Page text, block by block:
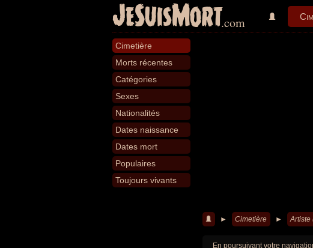
JeSuisMort.com
Cimetière
Morts récentes
Catégories
Sexes
Nationalités
Dates naissance
Dates mort
Populaires
Toujours vivants
► Cimetière ► Artiste
En poursuivant votre